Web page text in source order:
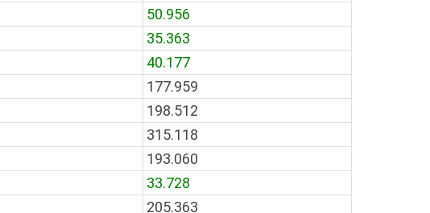
50.956
35.363
40.177
177.959
198.512
315.118
193.060
33.728
205.363